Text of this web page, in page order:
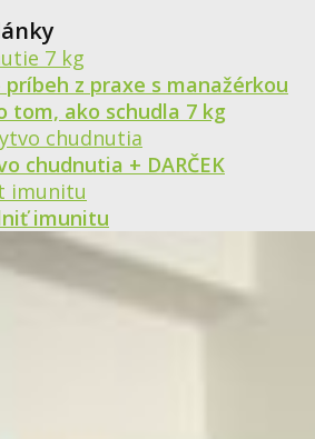
príbeh z praxe s manažérkou
tom, ako schudla 7 kg
chudnutia + DARČEK
imunitu